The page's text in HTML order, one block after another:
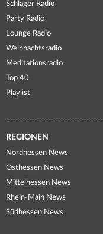
Schlager Radio
Party Radio
Lounge Radio
Weihnachtsradio
Meditationsradio
Top 40
Playlist
REGIONEN
Nordhessen News
Osthessen News
Mittelhessen News
Rhein-Main News
Südhessen News